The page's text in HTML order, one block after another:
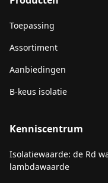
Toepassing
Assortiment
Aanbiedingen
B-keus isolatie
Kenniscentrum
Isolatiewaarde: de Rd
lambdawaarde